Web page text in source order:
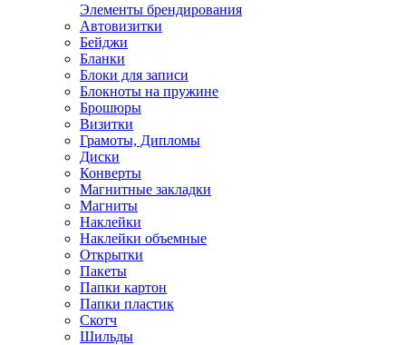
Элементы брендирования
Автовизитки
Бейджи
Бланки
Блоки для записи
Блокноты на пружине
Брошюры
Визитки
Грамоты, Дипломы
Диски
Конверты
Магнитные закладки
Магниты
Наклейки
Наклейки объемные
Открытки
Пакеты
Папки картон
Папки пластик
Скотч
Шильды